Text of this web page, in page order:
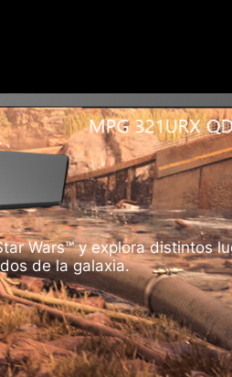
Wars™ y explora distintos
de la galaxia.